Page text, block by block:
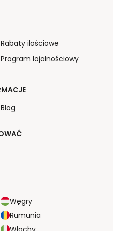
Węgry
Rumunia
Rabaty ilościowe
Program lojalnościowy
Blog